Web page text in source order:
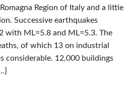
Region of Italy and a little
Successive earthquakes
with ML=5.8 and ML=5.3. The
of which 13 on industrial
considerable. 12,000 buildings